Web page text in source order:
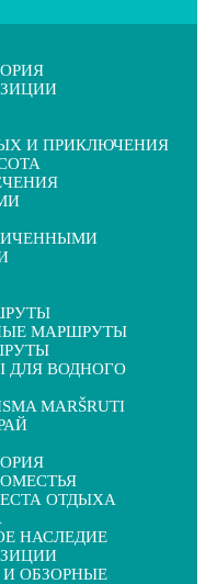
И ПРИКЛЮЧЕНИЯ
МАРШРУТЫ
ДЛЯ ВОДНОГО
MARŠRUTI
ОТДЫХА
НАСЛЕДИЕ
ОБЗОРНЫЕ